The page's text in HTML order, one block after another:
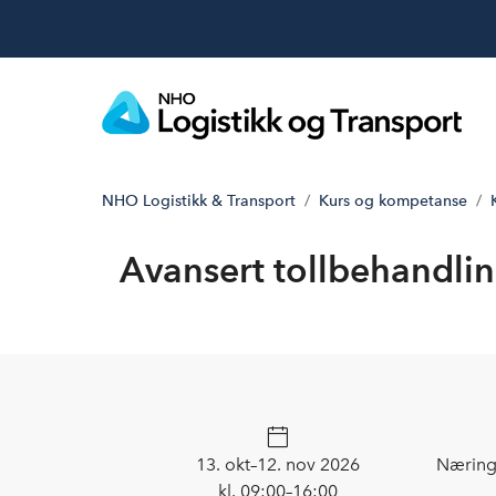
NHO Logistikk & Transport Kurs og kompetanse
Avansert
13. okt–12. nov 2026
kl. 09:00–16:00